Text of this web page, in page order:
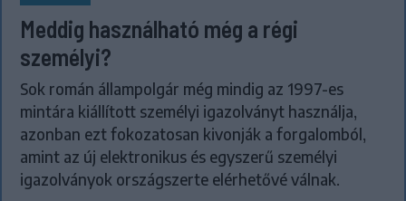
Meddig használható még a régi
személyi?
Sok román állampolgár még mindig az 1997-es
mintára kiállított személyi igazolványt használja,
azonban ezt fokozatosan kivonják a forgalomból,
amint az új elektronikus és egyszerű személyi
igazolványok országszerte elérhetővé válnak.